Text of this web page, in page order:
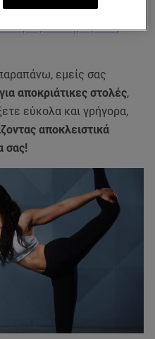
τρεις πιο δημοφιλείς
εμείς σας
αποκριάτικες στολές,
εύκολα και γρήγορα,
αποκλειστικά
σας!